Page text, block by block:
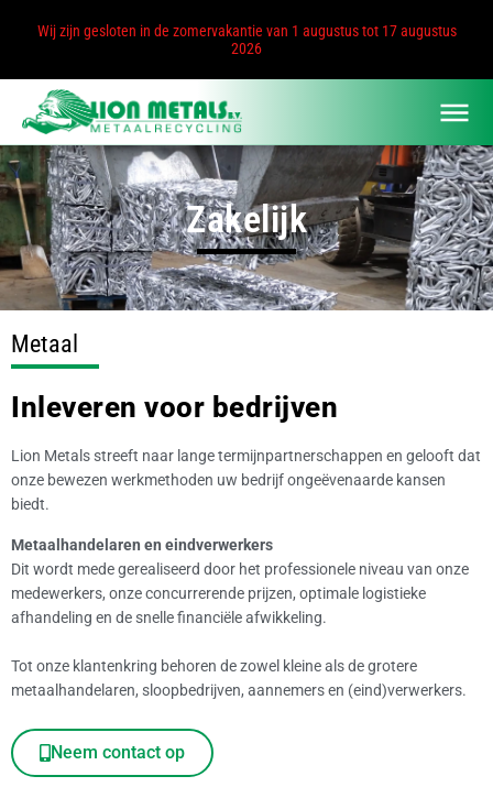
Wij zijn gesloten in de zomervakantie van 1 augustus tot 17 augustus
2026
Zakelijk
Metaal
Inleveren voor bedrijven
Lion Metals streeft naar lange termijnpartnerschappen en gelooft dat
onze bewezen werkmethoden uw bedrijf ongeëvenaarde kansen
biedt.
Metaalhandelaren en eindverwerkers
Dit wordt mede gerealiseerd door het professionele niveau van onze
medewerkers, onze concurrerende prijzen, optimale logistieke
afhandeling en de snelle financiële afwikkeling.
Tot onze klantenkring behoren de zowel kleine als de grotere
metaalhandelaren, sloopbedrijven, aannemers en (eind)verwerkers.
Neem contact op